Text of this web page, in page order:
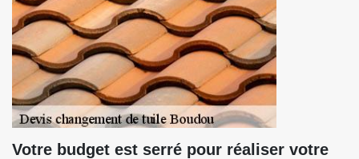
Votre budget est serré pour réaliser votre